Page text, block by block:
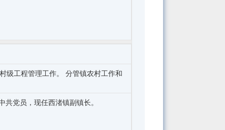
级工程管理工作。 分管镇农村工作和
党员，现任西渚镇副镇长。